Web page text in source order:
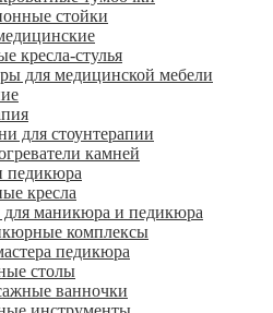
стойки
кресла-стулья
для медицинской мебели
для стоунтерапии
камней
педикюра
кресла
маникюра и педикюра
комплексы
педикюра
столы
ванночки